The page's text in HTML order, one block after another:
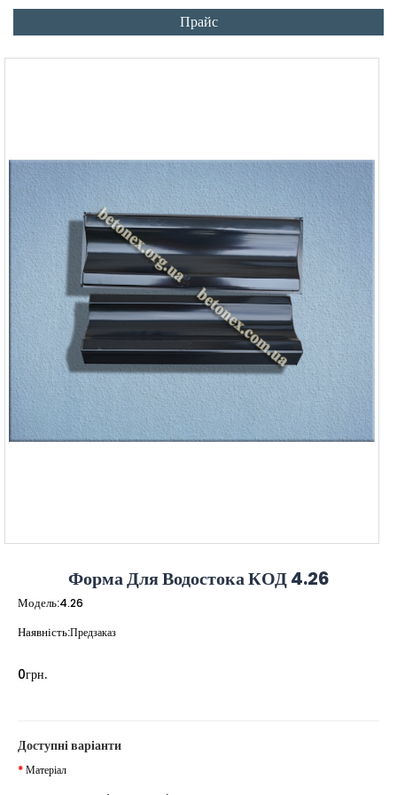
Прайс
Форма Для Водостока КОД 4.26
Модель:4.26
Наявність:Предзаказ
0грн.
Доступні варіанти
Матеріал